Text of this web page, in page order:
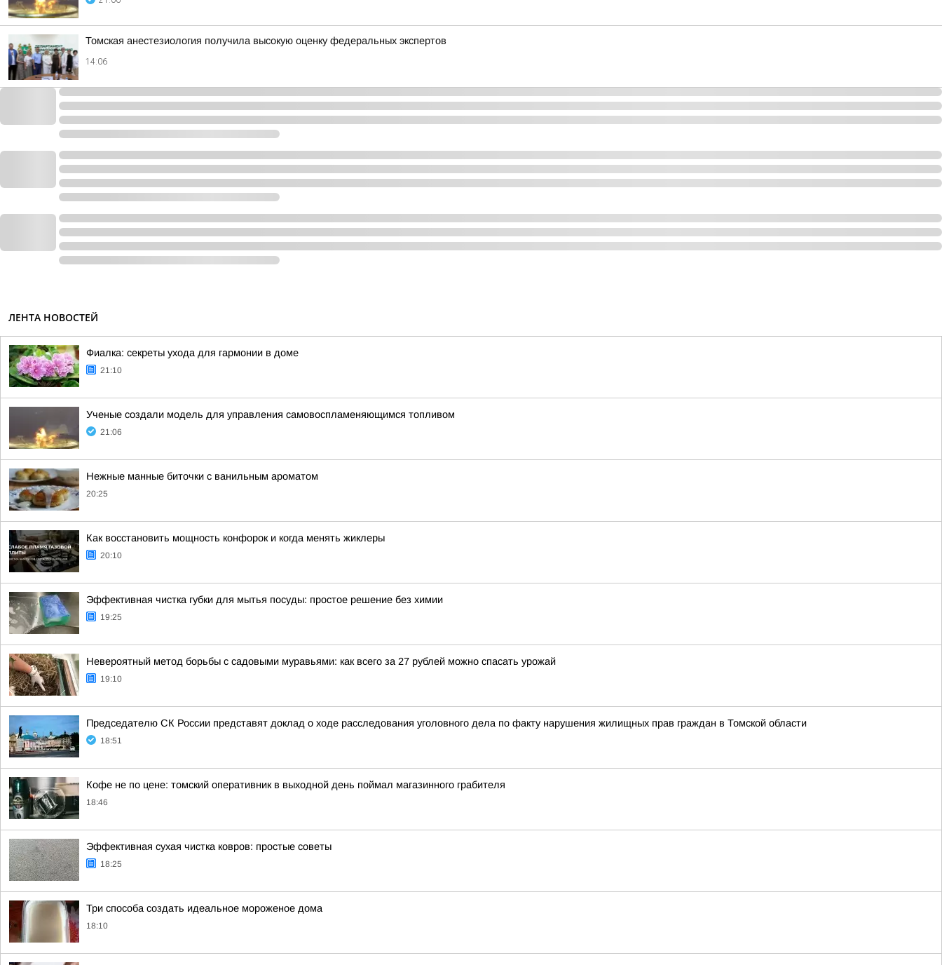
Томская анестезиология получила высокую оценку федеральных экспертов
14:06
ЛЕНТА НОВОСТЕЙ
Фиалка: секреты ухода для гармонии в доме
21:10
Ученые создали модель для управления самовоспламеняющимся топливом
21:06
Нежные манные биточки с ванильным ароматом
20:25
Как восстановить мощность конфорок и когда менять жиклеры
20:10
Эффективная чистка губки для мытья посуды: простое решение без химии
19:25
Невероятный метод борьбы с садовыми муравьями: как всего за 27 рублей можно спасать урожай
19:10
Председателю СК России представят доклад о ходе расследования уголовного дела по факту нарушения жилищных прав граждан в Томской области
18:51
Кофе не по цене: томский оперативник в выходной день поймал магазинного грабителя
18:46
Эффективная сухая чистка ковров: простые советы
18:25
Три способа создать идеальное мороженое дома
18:10